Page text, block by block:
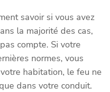
savoir si vous avez
la majorité des cas,
compte. Si votre
normes, vous
habitation, le feu ne
dans votre conduit.